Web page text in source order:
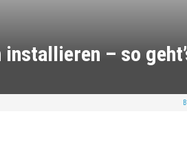
– so